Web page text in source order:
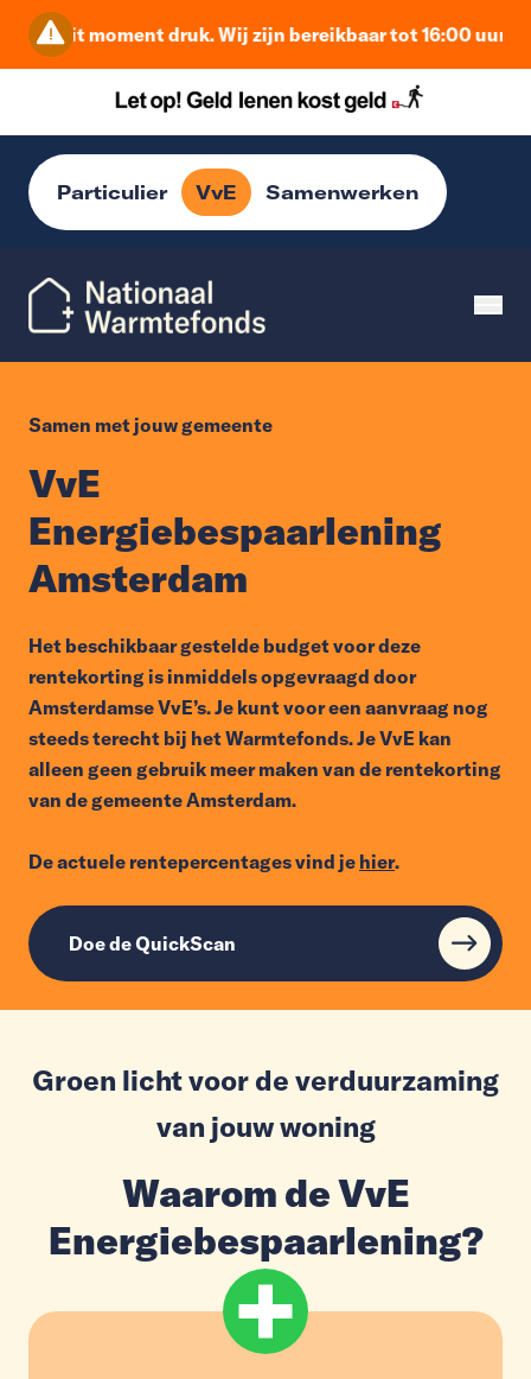
dit moment druk. Wij zijn bereikbaar tot 16:00 uur.
Particulier VvE Samenwerken
Samen met jouw gemeente
VvE
Energiebespaarlening
Amsterdam
Het beschikbaar gestelde budget voor deze
rentekorting is inmiddels opgevraagd door
Amsterdamse VvE’s. Je kunt voor een aanvraag nog
steeds terecht bij het Warmtefonds. Je VvE kan
alleen geen gebruik meer maken van de rentekorting
van de gemeente Amsterdam.
De actuele rentepercentages vind je hier.
Doe de QuickScan
Groen licht voor de verduurzaming
van jouw woning
Waarom de VvE
Energiebespaarlening?